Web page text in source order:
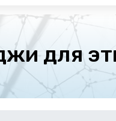
для